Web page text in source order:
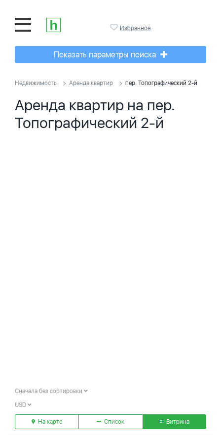
Избранное
Показать параметры поиска
Недвижимость Аренда квартир пер. Топографический 2-й
Аренда квартир на пер.
Топографический 2-й
Сначала без сортировки
USD
На карте Список Витрина